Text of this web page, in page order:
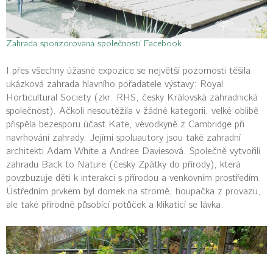
Zahrada sponzorovaná společností Facebook.
I přes všechny úžasné expozice se největší pozornosti těšila
ukázková zahrada hlavního pořadatele výstavy: Royal
Horticultural Society (zkr. RHS, česky Královská zahradnická
společnost). Ačkoli nesoutěžila v žádné kategorii, velké oblibě
přispěla bezesporu účast Kate, vévodkyně z Cambridge při
navrhování zahrady. Jejími spoluautory jsou také zahradní
architekti Adam White a Andree Daviesová. Společně vytvořili
zahradu Back to Nature (česky Zpátky do přírody), která
povzbuzuje děti k interakci s přírodou a venkovním prostředím.
Ústředním prvkem byl domek na stromě, houpačka z provazu,
ale také přírodně působící potůček a klikatící se lávka.